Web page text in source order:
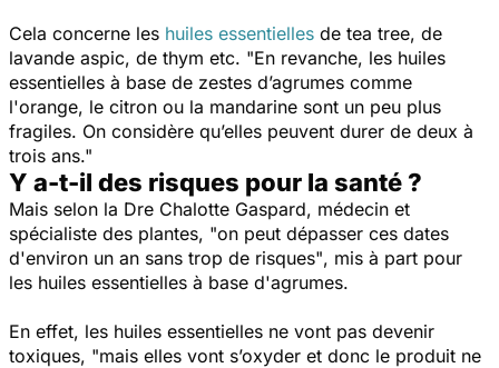
Cela concerne les huiles essentielles de tea tree, de
lavande aspic, de thym etc. "En revanche, les huiles
essentielles à base de zestes d’agrumes comme
l'orange, le citron ou la mandarine sont un peu plus
fragiles. On considère qu’elles peuvent durer de deux à
trois ans."
Y a-t-il des risques pour la santé ?
Mais selon la Dre Chalotte Gaspard, médecin et
spécialiste des plantes, "on peut dépasser ces dates
d'environ un an sans trop de risques", mis à part pour
les huiles essentielles à base d'agrumes.
En effet, les huiles essentielles ne vont pas devenir
toxiques, "mais elles vont s’oxyder et donc le produit ne